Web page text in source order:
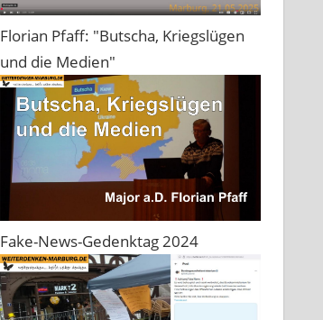
Florian Pfaff: "Butscha, Kriegslügen
und die Medien"
Fake-News-Gedenktag 2024